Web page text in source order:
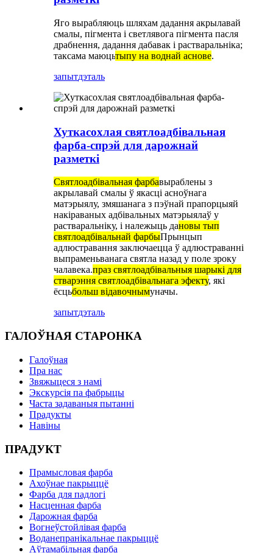
Яго вырабляюць шляхам дадання акрылавай
смалы, пігмента і светлявога пігмента пасля
драбнення, дадання дабавак і растваральніка;
таксама маюцьтыпу на воднай аснове.
запытдэталь
Хуткасохлая святлоадбівальная
фарба-спрэй для дарожнай
разметкі
Святлоадбівальная фарбавыраблены з
акрылавай смалы ў якасці асноўнага
матэрыялу, змяшанага з пэўнай прапорцыяй
накіраваных адбівальных матэрыялаў у
растваральніку, і належыць дановы тып
святлоадбівальнай фарбыПрынцып
адлюстравання заключаецца ў адлюстраванні
выпраменьванага святла назад у поле зроку
чалавека.праз святлоадбівальныя шарыкі для
стварэння святлоадбівальнага эфекту, які
ёсцьбольш відавочнымуначы.
запытдэталь
ГАЛОЎНАЯ СТАРОНКА
Галоўная
Пра нас
Звяжыцеся з намі
Экскурсія па фабрыцы
Часта задаваныя пытанні
Прадукты
Навіны
ПРАДУКТ
Прамысловая фарба
Ахоўнае пакрыццё
Фарба для падлогі
Насценная фарба
Дарожная фарба
Вогнеўстойлівая фарба
Воданепранікальнае пакрыццё
Аўтамабільная фарба